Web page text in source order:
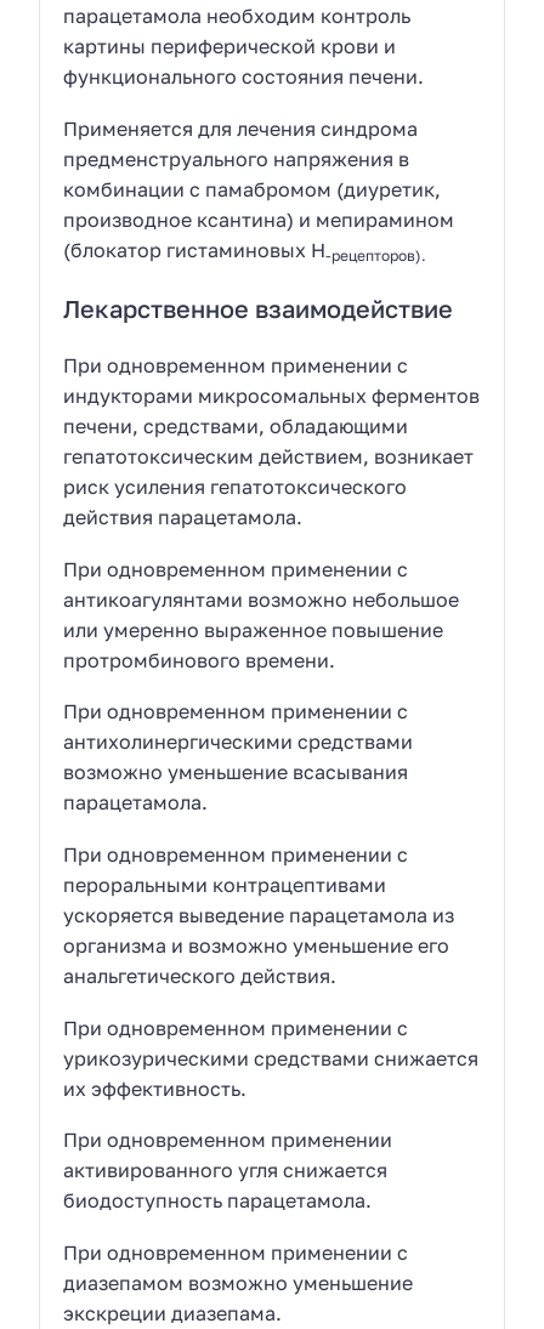
парацетамола необходим контроль
картины периферической крови и
функционального состояния печени.
Применяется для лечения синдрома
предменструального напряжения в
комбинации с памабромом (диуретик,
производное ксантина) и мепирамином
(блокатор гистаминовых H-рецепторов).
Лекарственное взаимодействие
При одновременном применении с
индукторами микросомальных ферментов
печени, средствами, обладающими
гепатотоксическим действием, возникает
риск усиления гепатотоксического
действия парацетамола.
При одновременном применении с
антикоагулянтами возможно небольшое
или умеренно выраженное повышение
протромбинового времени.
При одновременном применении с
антихолинергическими средствами
возможно уменьшение всасывания
парацетамола.
При одновременном применении с
пероральными контрацептивами
ускоряется выведение парацетамола из
организма и возможно уменьшение его
анальгетического действия.
При одновременном применении с
урикозурическими средствами снижается
их эффективность.
При одновременном применении
активированного угля снижается
биодоступность парацетамола.
При одновременном применении с
диазепамом возможно уменьшение
экскреции диазепама.